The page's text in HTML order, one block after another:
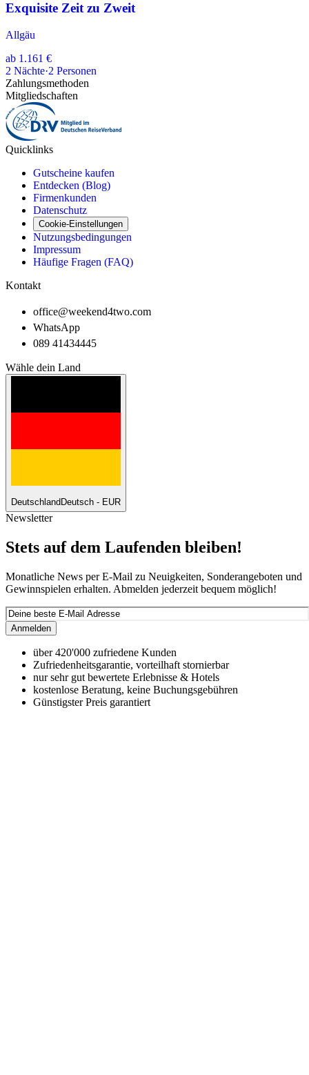
Exquisite Zeit zu Zweit
Allgäu
ab 1.161 €
2 Nächte·2 Personen
Zahlungsmethoden
Mitgliedschaften
Quicklinks
Gutscheine kaufen
Entdecken (Blog)
Firmenkunden
Datenschutz
Cookie-Einstellungen
Nutzungsbedingungen
Impressum
Häufige Fragen (FAQ)
Kontakt
office@weekend4two.com
WhatsApp
089 41434445
Wähle dein Land
Deutschland Deutsch - EUR
Newsletter
Stets auf dem Laufenden bleiben!
Monatliche News per E-Mail zu Neuigkeiten, Sonderangeboten und
Gewinnspielen erhalten. Abmelden jederzeit bequem möglich!
Anmelden
über 420'000 zufriedene Kunden
Zufriedenheitsgarantie, vorteilhaft stornierbar
nur sehr gut bewertete Erlebnisse & Hotels
kostenlose Beratung, keine Buchungsgebühren
Günstigster Preis garantiert